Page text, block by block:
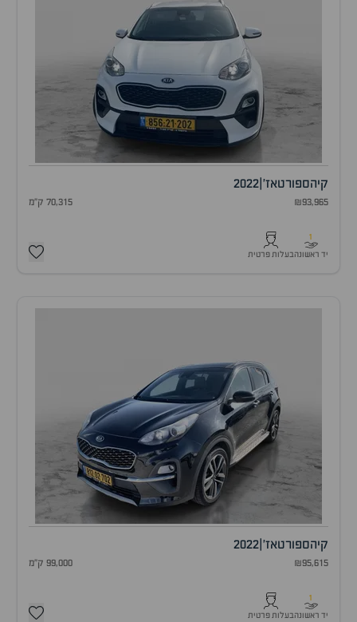
קיהספורטאז' 2022
₪93,965 70,315 ק"מ
1
יד ראשונהבעלות פרטית
קיהספורטאז' 2022
₪95,615 99,000 ק"מ
1
יד ראשונהבעלות פרטית